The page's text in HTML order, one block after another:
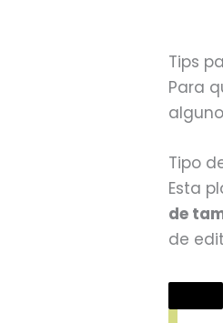
Tips
Para
Tipo
Esta
de
de